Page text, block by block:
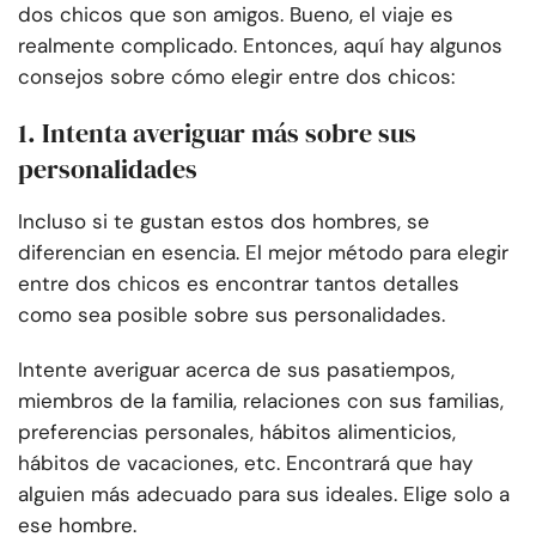
dos chicos que son amigos. Bueno, el viaje es
realmente complicado. Entonces, aquí hay algunos
consejos sobre cómo elegir entre dos chicos:
1. Intenta averiguar más sobre sus
personalidades
Incluso si te gustan estos dos hombres, se
diferencian en esencia. El mejor método para elegir
entre dos chicos es encontrar tantos detalles
como sea posible sobre sus personalidades.
Intente averiguar acerca de sus pasatiempos,
miembros de la familia, relaciones con sus familias,
preferencias personales, hábitos alimenticios,
hábitos de vacaciones, etc. Encontrará que hay
alguien más adecuado para sus ideales. Elige solo a
ese hombre.